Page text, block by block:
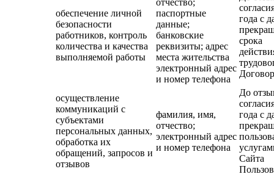
обеспечение личной
безопасности
работников, контроль
количества и качества
выполняемой работы
отчество;
паспортные
данные;
банковские
реквизиты; адрес
места жительства
электронный адрес
и номер телефона
года с
срока
осуществление
коммуникаций с
субъектами
персональных данных,
обработка их
обращений, запросов и
отзывов
фамилия, имя,
отчество;
электронный адрес
и номер телефона
До
года с
Сайта